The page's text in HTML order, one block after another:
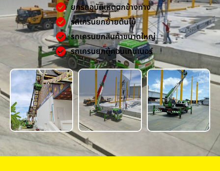
ยกรถอุบัติเหตุตกข้างทาง
รถเครนยกย้ายต้นไม้
รถเครนยกสินค้าขนาดใหญ่
รถเครนยกตู้คอนเทนเนอร์